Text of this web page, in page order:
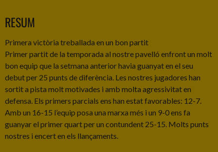
RESUM
Primera victòria treballada en un bon partit
Primer partit de la temporada al nostre pavelló enfront un molt
bon equip que la setmana anterior havia guanyat en el seu
debut per 25 punts de diferència. Les nostres jugadores han
sortit a pista molt motivades i amb molta agressivitat en
defensa. Els primers parcials ens han estat favorables: 12-7.
Amb un 16-15 l’equip posa una marxa més i un 9-0 ens fa
guanyar el primer quart per un contundent 25-15. Molts punts
nostres i encert en els llançaments.